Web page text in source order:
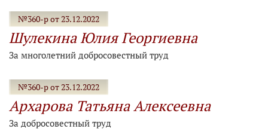
№360-р от 23.12.2022
Шулекина Юлия Георгиевна
За многолетний добросовестный труд
№360-р от 23.12.2022
Архарова Татьяна Алексеевна
За добросовестный труд